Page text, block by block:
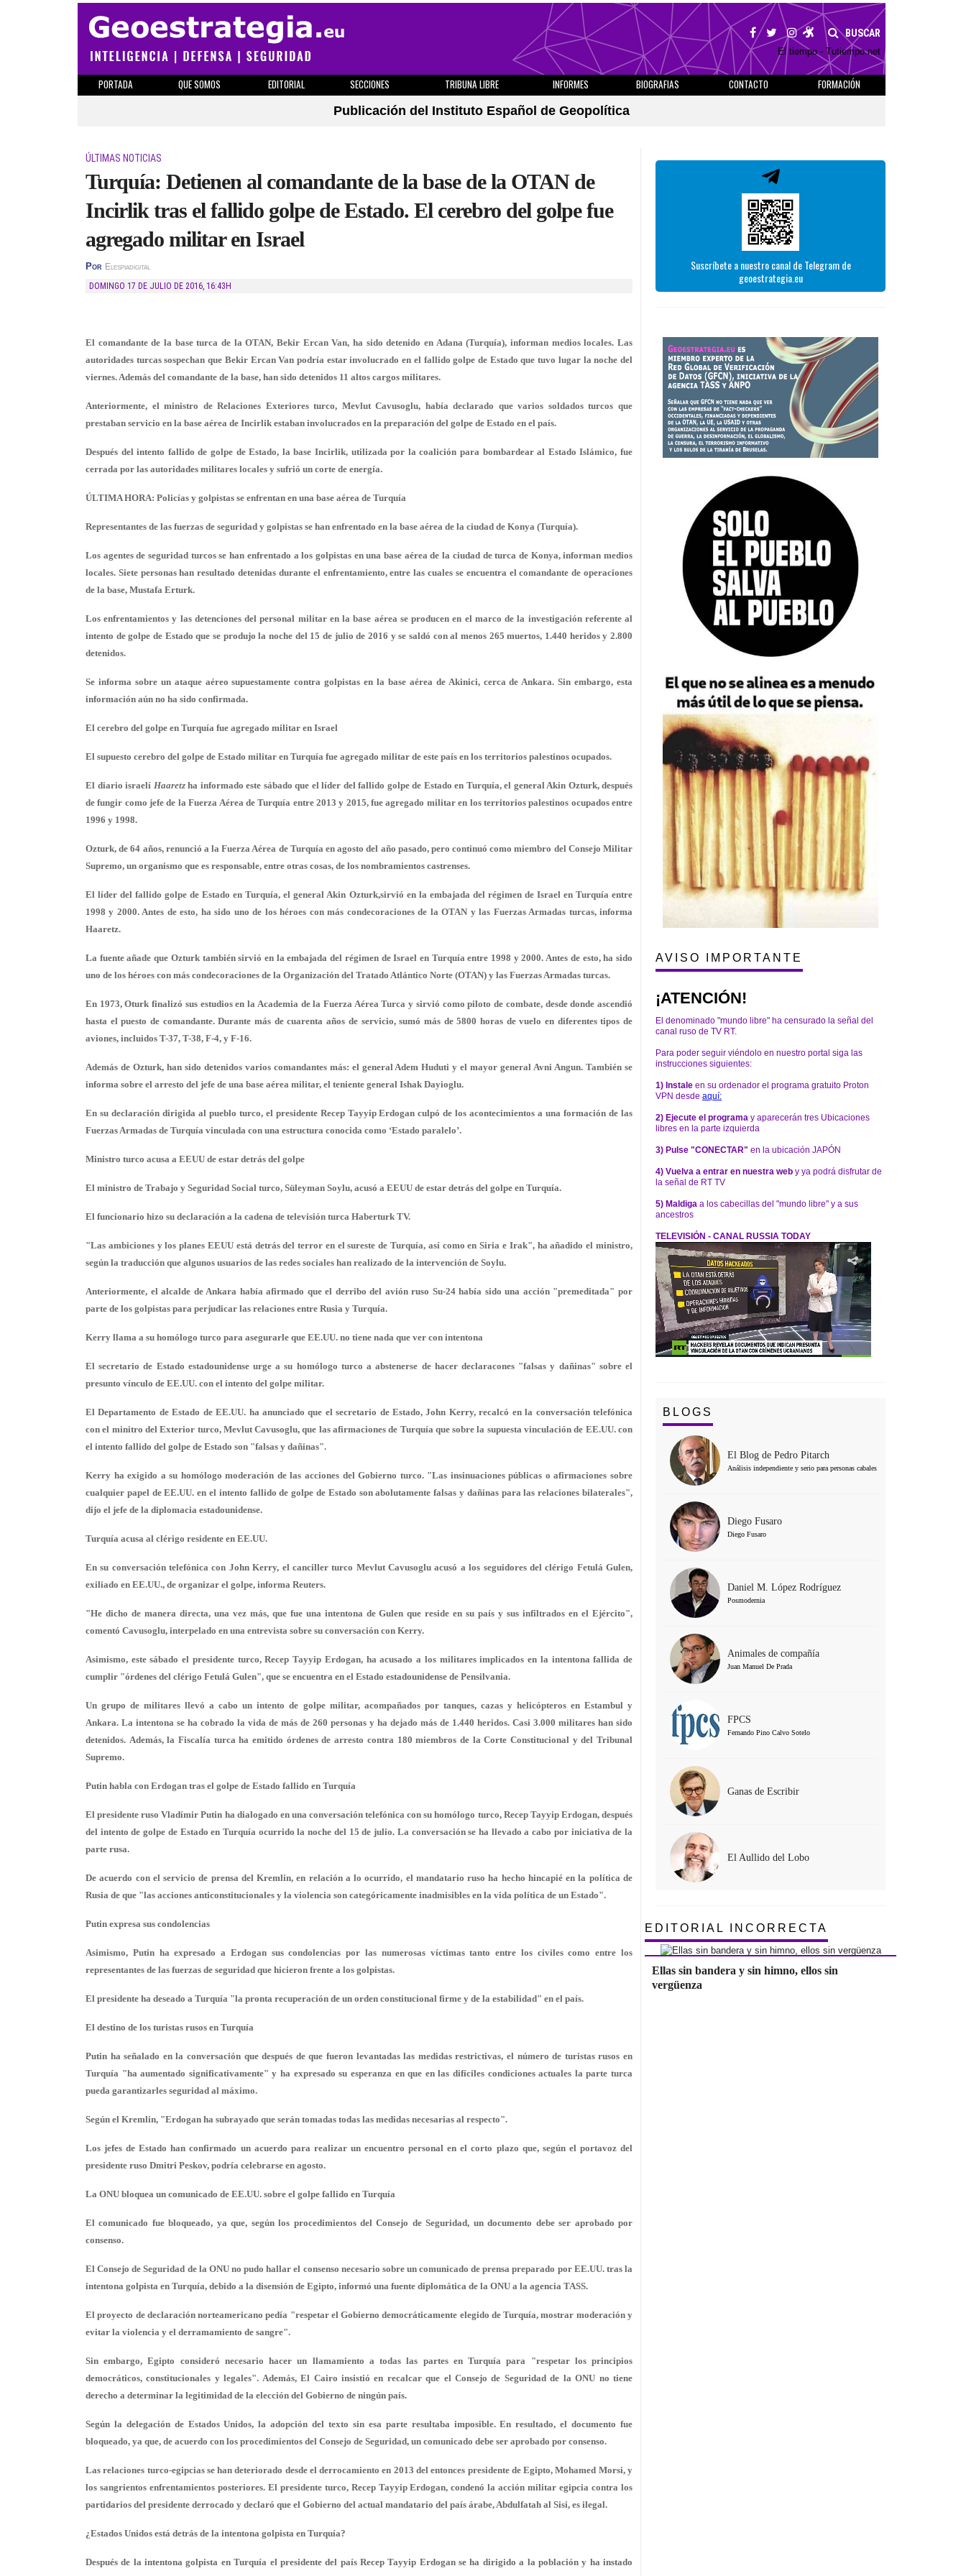
BUSCAR
El tiempo - Tutiempo.net
PORTADA QUE SOMOS EDITORIAL SECCIONES TRIBUNA LIBRE INFORMES BIOGRAFIAS CONTACTO
FORMACIÓN
Publicación del Instituto Español de Geopolítica
ÚLTIMAS NOTICIAS
Turquía: Detienen al comandante de la base de la OTAN de
Incirlik tras el fallido golpe de Estado. El cerebro del golpe fue
agregado militar en Israel
Por Elespiadigital
DOMINGO 17 DE JULIO DE 2016, 16:43H
El comandante de la base turca de la OTAN, Bekir Ercan Van, ha sido detenido en Adana (Turquía), informan medios locales. Las
autoridades turcas sospechan que Bekir Ercan Van podría estar involucrado en el fallido golpe de Estado que tuvo lugar la noche del
viernes. Además del comandante de la base, han sido detenidos 11 altos cargos militares.
Anteriormente, el ministro de Relaciones Exteriores turco, Mevlut Cavusoglu, había declarado que varios soldados turcos que
prestaban servicio en la base aérea de Incirlik estaban involucrados en la preparación del golpe de Estado en el país.
Después del intento fallido de golpe de Estado, la base Incirlik, utilizada por la coalición para bombardear al Estado Islámico, fue
cerrada por las autoridades militares locales y sufrió un corte de energía.
ÚLTIMA HORA: Policías y golpistas se enfrentan en una base aérea de Turquía
Representantes de las fuerzas de seguridad y golpistas se han enfrentado en la base aérea de la ciudad de Konya (Turquía).
Los agentes de seguridad turcos se han enfrentado a los golpistas en una base aérea de la ciudad de turca de Konya, informan medios
locales. Siete personas han resultado detenidas durante el enfrentamiento, entre las cuales se encuentra el comandante de operaciones
de la base, Mustafa Erturk.
Los enfrentamientos y las detenciones del personal militar en la base aérea se producen en el marco de la investigación referente al
intento de golpe de Estado que se produjo la noche del 15 de julio de 2016 y se saldó con al menos 265 muertos, 1.440 heridos y 2.800
detenidos.
Se informa sobre un ataque aéreo supuestamente contra golpistas en la base aérea de Akinici, cerca de Ankara. Sin embargo, esta
información aún no ha sido confirmada.
El cerebro del golpe en Turquía fue agregado militar en Israel
El supuesto cerebro del golpe de Estado militar en Turquía fue agregado militar de este país en los territorios palestinos ocupados.
El diario israelí Haaretzha informado este sábado que el líder del fallido golpe de Estado en Turquía, el general Akin Ozturk, después
de fungir como jefe de la Fuerza Aérea de Turquía entre 2013 y 2015, fue agregado militar en los territorios palestinos ocupados entre
1996 y 1998.
Ozturk, de 64 años, renunció a la Fuerza Aérea de Turquía en agosto del año pasado, pero continuó como miembro del Consejo Militar
Supremo, un organismo que es responsable, entre otras cosas, de los nombramientos castrenses.
El líder del fallido golpe de Estado en Turquía, el general Akin Ozturk,sirvió en la embajada del régimen de Israel en Turquía entre
1998 y 2000. Antes de esto, ha sido uno de los héroes con más condecoraciones de la OTAN y las Fuerzas Armadas turcas, informa
Haaretz.
La fuente añade que Ozturk también sirvió en la embajada del régimen de Israel en Turquía entre 1998 y 2000. Antes de esto, ha sido
uno de los héroes con más condecoraciones de la Organización del Tratado Atlántico Norte (OTAN) y las Fuerzas Armadas turcas.
En 1973, Oturk finalizó sus estudios en la Academia de la Fuerza Aérea Turca y sirvió como piloto de combate, desde donde ascendió
hasta el puesto de comandante. Durante más de cuarenta años de servicio, sumó más de 5800 horas de vuelo en diferentes tipos de
aviones, incluidos T-37, T-38, F-4, y F-16.
Además de Ozturk, han sido detenidos varios comandantes más: el general Adem Huduti y el mayor general Avni Angun. También se
informa sobre el arresto del jefe de una base aérea militar, el teniente general Ishak Dayioglu.
En su declaración dirigida al pueblo turco, el presidente Recep Tayyip Erdogan culpó de los acontecimientos a una formación de las
Fuerzas Armadas de Turquía vinculada con una estructura conocida como ‘Estado paralelo’.
Ministro turco acusa a EEUU de estar detrás del golpe
El ministro de Trabajo y Seguridad Social turco, Süleyman Soylu, acusó a EEUU de estar detrás del golpe en Turquía.
El funcionario hizo su declaración a la cadena de televisión turca Haberturk TV.
"Las ambiciones y los planes EEUU está detrás del terror en el sureste de Turquía, así como en Siria e Irak", ha añadido el ministro,
según la traducción que algunos usuarios de las redes sociales han realizado de la intervención de Soylu.
Anteriormente, el alcalde de Ankara había afirmado que el derribo del avión ruso Su-24 había sido una acción "premeditada" por
parte de los golpistas para perjudicar las relaciones entre Rusia y Turquía.
Kerry llama a su homólogo turco para asegurarle que EE.UU. no tiene nada que ver con intentona
El secretario de Estado estadounidense urge a su homólogo turco a abstenerse de hacer declaracones "falsas y dañinas" sobre el
presunto vínculo de EE.UU. con el intento del golpe militar.
El Departamento de Estado de EE.UU. ha anunciado que el secretario de Estado, John Kerry, recalcó en la conversación telefónica
con el minitro del Exterior turco, Mevlut Cavusoglu, que las afirmaciones de Turquía que sobre la supuesta vinculación de EE.UU. con
el intento fallido del golpe de Estado son "falsas y dañinas".
Kerry ha exigido a su homólogo moderación de las acciones del Gobierno turco. "Las insinuaciones públicas o afirmaciones sobre
cualquier papel de EE.UU. en el intento fallido de golpe de Estado son abolutamente falsas y dañinas para las relaciones bilaterales",
dijo el jefe de la diplomacia estadounidense.
Turquía acusa al clérigo residente en EE.UU.
En su conversación telefónica con John Kerry, el canciller turco Mevlut Cavusoglu acusó a los seguidores del clérigo Fetulá Gulen,
exiliado en EE.UU., de organizar el golpe, informa Reuters.
"He dicho de manera directa, una vez más, que fue una intentona de Gulen que reside en su país y sus infiltrados en el Ejército",
comentó Cavusoglu, interpelado en una entrevista sobre su conversación con Kerry.
Asimismo, este sábado el presidente turco, Recep Tayyip Erdogan, ha acusado a los militares implicados en la intentona fallida de
cumplir "órdenes del clérigo Fetulá Gulen", que se encuentra en el Estado estadounidense de Pensilvania.
Un grupo de militares llevó a cabo un intento de golpe militar, acompañados por tanques, cazas y helicópteros en Estambul y
Ankara. La intentona se ha cobrado la vida de más de 260 personas y ha dejado más de 1.440 heridos. Casi 3.000 militares han sido
detenidos. Además, la Fiscalía turca ha emitido órdenes de arresto contra 180 miembros de la Corte Constitucional y del Tribunal
Supremo.
Putin habla con Erdogan tras el golpe de Estado fallido en Turquía
El presidente ruso Vladímir Putin ha dialogado en una conversación telefónica con su homólogo turco, Recep Tayyip Erdogan, después
del intento de golpe de Estado en Turquía ocurrido la noche del 15 de julio. La conversación se ha llevado a cabo por iniciativa de la
parte rusa.
De acuerdo con el servicio de prensa del Kremlin, en relación a lo ocurrido, el mandatario ruso ha hecho hincapié en la política de
Rusia de que "las acciones anticonstitucionales y la violencia son categóricamente inadmisibles en la vida política de un Estado".
Putin expresa sus condolencias
Asimismo, Putin ha expresado a Erdogan sus condolencias por las numerosas víctimas tanto entre los civiles como entre los
representantes de las fuerzas de seguridad que hicieron frente a los golpistas.
El presidente ha deseado a Turquía "la pronta recuperación de un orden constitucional firme y de la estabilidad" en el país.
El destino de los turistas rusos en Turquía
Putin ha señalado en la conversación que después de que fueron levantadas las medidas restrictivas, el número de turistas rusos en
Turquía "ha aumentado significativamente" y ha expresado su esperanza en que en las difíciles condiciones actuales la parte turca
pueda garantizarles seguridad al máximo.
Según el Kremlin, "Erdogan ha subrayado que serán tomadas todas las medidas necesarias al respecto".
Los jefes de Estado han confirmado un acuerdo para realizar un encuentro personal en el corto plazo que, según el portavoz del
presidente ruso Dmitri Peskov, podría celebrarse en agosto.
La ONU bloquea un comunicado de EE.UU. sobre el golpe fallido en Turquía
El comunicado fue bloqueado, ya que, según los procedimientos del Consejo de Seguridad, un documento debe ser aprobado por
consenso.
El Consejo de Seguridad de la ONU no pudo hallar el consenso necesario sobre un comunicado de prensa preparado por EE.UU. tras la
intentona golpista en Turquía, debido a la disensión de Egipto, informó una fuente diplomática de la ONU a la agencia TASS.
El proyecto de declaración norteamericano pedía "respetar el Gobierno democráticamente elegido de Turquía, mostrar moderación y
evitar la violencia y el derramamiento de sangre".
Sin embargo, Egipto consideró necesario hacer un llamamiento a todas las partes en Turquía para "respetar los principios
democráticos, constitucionales y legales". Además, El Cairo insistió en recalcar que el Consejo de Seguridad de la ONU no tiene
derecho a determinar la legitimidad de la elección del Gobierno de ningún país.
Según la delegación de Estados Unidos, la adopción del texto sin esa parte resultaba imposible. En resultado, el documento fue
bloqueado, ya que, de acuerdo con los procedimientos del Consejo de Seguridad, un comunicado debe ser aprobado por consenso.
Las relaciones turco-egipcias se han deteriorado desde el derrocamiento en 2013 del entonces presidente de Egipto, Mohamed Morsi, y
los sangrientos enfrentamientos posteriores. El presidente turco, Recep Tayyip Erdogan, condenó la acción militar egipcia contra los
partidarios del presidente derrocado y declaró que el Gobierno del actual mandatario del país árabe, Abdulfatah al Sisi, es ilegal.
¿Estados Unidos está detrás de la intentona golpista en Turquía?
Después de la intentona golpista en Turquía el presidente del país Recep Tayyip Erdogan se ha dirigido a la población y ha instado
Suscríbete a nuestro canal de Telegram de
geoestrategia.eu
AVISO IMPORTANTE
¡ATENCIÓN!
El denominado "mundo libre" ha censurado la señal del
canal ruso de TV RT.
Para poder seguir viéndolo en nuestro portal siga las
instrucciones siguientes:
1) Instale en su ordenador el programa gratuito Proton
VPN desde aquí:
2) Ejecute el programa y aparecerán tres Ubicaciones
libres en la parte izquierda
3) Pulse "CONECTAR" en la ubicación JAPÓN
4) Vuelva a entrar en nuestra web y ya podrá disfrutar de
la señal de RT TV
5) Maldiga a los cabecillas del "mundo libre" y a sus
ancestros
TELEVISIÓN - CANAL RUSSIA TODAY
BLOGS
El Blog de Pedro Pitarch
Análisis independiente y serio para personas cabales
Diego Fusaro
Diego Fusaro
Daniel M. López Rodríguez
Posmodernia
Animales de compañía
Juan Manuel De Prada
FPCS
Fernando Pino Calvo Sotelo
Ganas de Escribir
El Aullido del Lobo
EDITORIAL INCORRECTA
Ellas sin bandera y sin himno, ellos sin
vergüenza